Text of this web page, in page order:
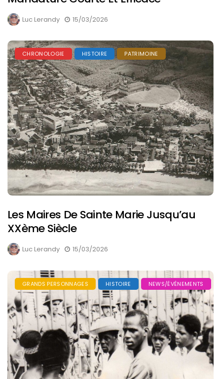
Luc Lerandy 15/03/2026
CHRONOLOGIE HISTOIRE PATRIMOINE
Les Maires De Sainte Marie Jusqu’au
XXème Siècle
Luc Lerandy 15/03/2026
GRANDS PERSONNAGES HISTOIRE NEWS/ÉVÉNEMENTS